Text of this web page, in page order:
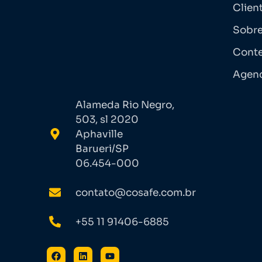
Alameda Rio Negro,
503, sl 2020
Aphaville
Barueri/SP
06.454-000
contato@cosafe.com.br
+55 11 91406-6885